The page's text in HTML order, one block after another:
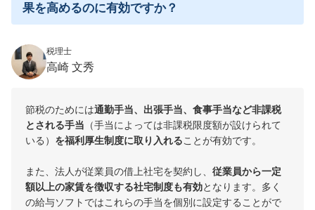
果を高めるのに有効ですか？
税理士
高崎 文秀
節税のためには通勤手当、出張手当、食事手当など非課税
とされる手当 （手当によっては非課税限度額が設けられて
いる） を福利厚生制度に取り入れることが有効です。
また、法人が従業員の借上社宅を契約し、 従業員から一定
額以上の家賃を徴収する社宅制度も有効となります。多く
の給与ソフトではこれらの手当を個別に設定することがで